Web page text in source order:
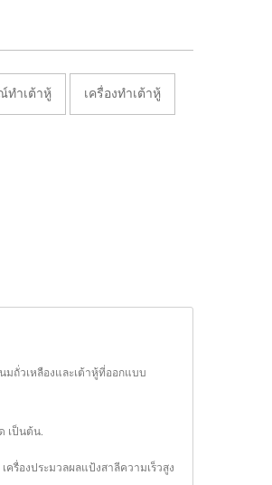
ทำเต้าหู้ เครื่องทำเต้าหู้
มถั่วเหลืองและเต้าหู้ที่ออกแบบ
เป็นต้น.
เครื่องประมวลผลแป้งสาลีความเร็วสูง